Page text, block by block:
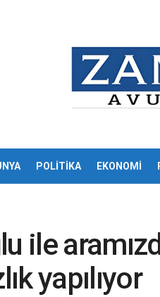
POLİTİKA EKONOMİ
ile
yapılıyor